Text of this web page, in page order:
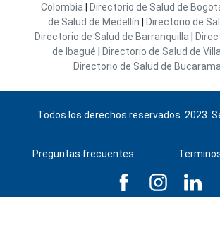
Colombia
Directorio de Salud de
de Salud de Medellín
Directorio de
Directorio de Salud de Barranquilla
de Ibagué
Directorio de Salud de
Directorio de Salud de
Todos los derechos reservados. 2023.
Preguntas frecuentes